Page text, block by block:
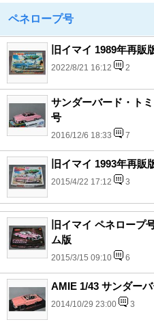
ペネロープ号
旧イマイ 1989年再
2022/8/21 16:12 2
サンダーバード・ト
号
2016/12/6 18:33 7
旧イマイ 1993年再
2015/4/22 17:12 3
旧イマイ ペネロープ
ム版
2015/3/15 09:10 6
AMIE 1/43 サンダー
2014/10/29 23:00 3